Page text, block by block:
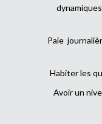
Paie
Habiter les
Avoir un